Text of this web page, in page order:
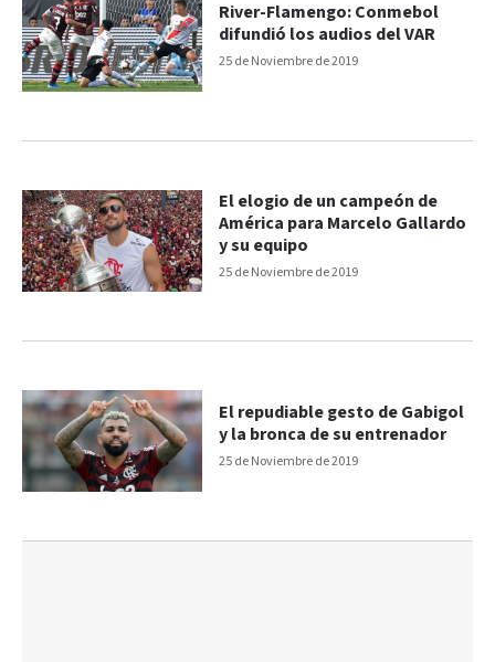
25 de Noviembre de 2019
River-Flamengo: Conmebol
difundió los audios del VAR
25 de Noviembre de 2019
El elogio de un campeón de
América para Marcelo Gallardo
y su equipo
25 de Noviembre de 2019
El repudiable gesto de Gabigol
y la bronca de su entrenador